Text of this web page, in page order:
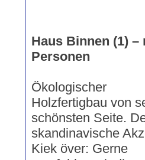
Haus Binnen (1) –
Personen
Ökologischer
Holzfertigbau von
schönsten Seite.
skandinavische
Kiek över: Gerne